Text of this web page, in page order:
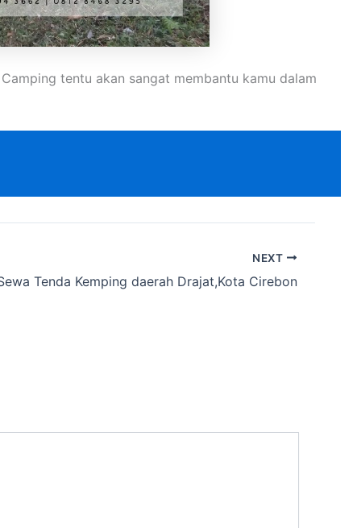
tentu akan sangat membantu kamu dalam
NEXT
Tenda Kemping daerah Drajat,Kota Cirebon